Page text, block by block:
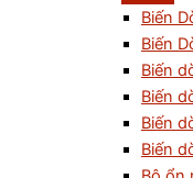
Biến
Biến
Biến
Biến
Biến
Biến